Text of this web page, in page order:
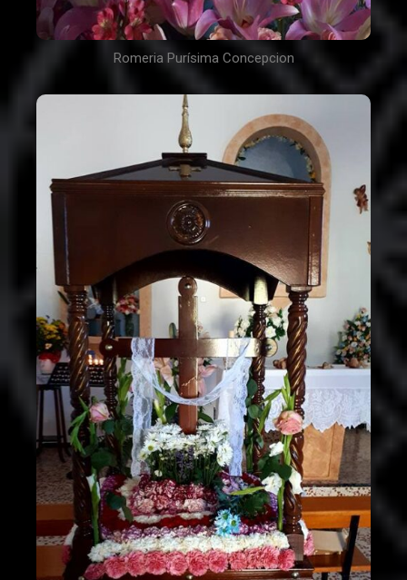
Romeria Purísima Concepcion